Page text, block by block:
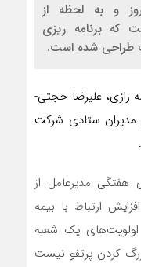
و به لحظه از
که برنامه ریزی
طراحی شده است.
رازی، علیرضا حجتی-
مدیران ستادی شرکت
هفتگی مدیرعامل از
ارتباط با بیمه
اولویت‌های یک شعبه
کردن پرتفو نیست